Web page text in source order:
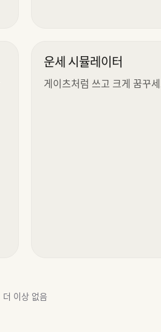
운세 시뮬레이터
게이츠처럼 쓰고 크게 꿈꾸
더 이상 없음